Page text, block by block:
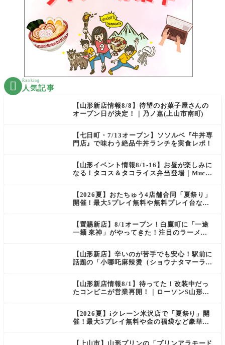
 Ranking
人気記事
【山形新店情報8/8】待望のお菓子屋さんの
オープン日が決定！｜乃ノ嘉(上山市南町)
【七日町・7/13オープン】ソソルベ『牛丼専
門店』で味わう絶品牛丼ランチを実食レポ！
【山形イベント情報8/1-16】お昼が楽しみに
なる！タコス＆タコライス弁当登場｜Mucha
【2026夏】おたちゅう4店舗合同「夏祭り」
開催！最大5プレイ無料や無料プレイ台など
田）
【置賜新店】8/1オープン！白鷹町に「一途
一麺 來神」がやってきた！注目のラーメン
【山形新店】辛いのが苦手でも安心！駅前に
話題の「小哪吒麻辣燙（ショウナタマーラー
【山形新店情報8/1】待ってた！改装中だっ
たコンビニが営業再開！｜ローソンS山形七
【2026夏】iクレーン米沢店で「夏祭り」開
催！最大5プレイ無料や金の福袋など豪華企
【上山市】山形プリンの「プリンアラモード